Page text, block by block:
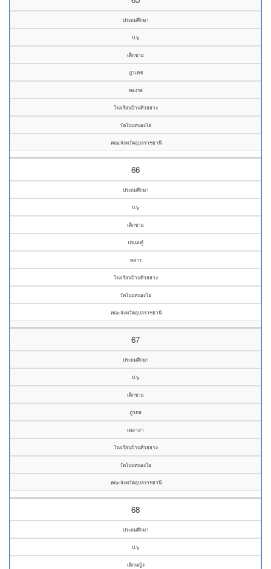
ประถมศึกษา
ป.๖
เด็กชาย
ภูวเดช
ทองรส
โรงเรียนบ้านห้วยยาง
วัดโนนหนองไฮ
คณะจังหวัดอุบลราชธานี
66
ประถมศึกษา
ป.๖
เด็กชาย
ปรเมษฐ์
ทสาร
โรงเรียนบ้านห้วยยาง
วัดโนนหนองไฮ
คณะจังหวัดอุบลราชธานี
67
ประถมศึกษา
ป.๖
เด็กชาย
ภูวดล
เหลาสา
โรงเรียนบ้านห้วยยาง
วัดโนนหนองไฮ
คณะจังหวัดอุบลราชธานี
68
ประถมศึกษา
ป.๖
เด็กหญิง